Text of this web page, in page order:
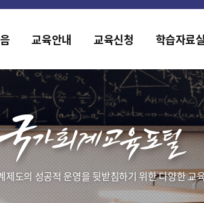
지가 새롭게 개편되었습니다.
교육안내 교육신청 학습자료실
제도의 성공적 운영을 뒷받침하기 위한 다양한 교